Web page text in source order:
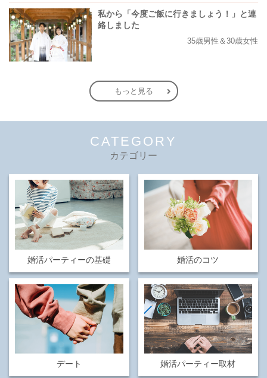
私から「今度ご飯に行きましょう！」と連
絡しました
35歳男性＆30歳女性
もっと見る
CATEGORY
カテゴリー
婚活パーティーの基礎 婚活のコツ
デート 婚活パーティー取材